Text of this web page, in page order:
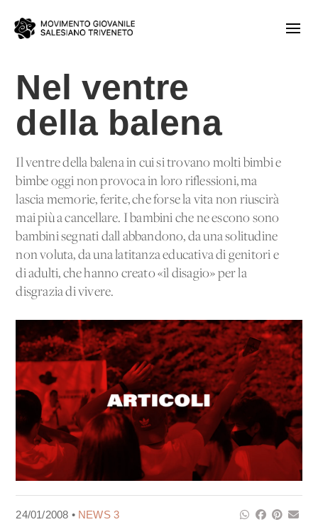
Nel ventre
della balena
Il ventre della balena in cui si trovano molti bimbi e
bimbe oggi non provoca in loro riflessioni, ma
lascia memorie, ferite, che forse la vita non riuscirà
mai più a cancellare. I bambini che ne escono sono
bambini segnati dall'abbandono, da una solitudine
non voluta, da una latitanza educativa di genitori e
di adulti, che hanno creato «il disagio» per la
disgrazia di vivere.
24/01/2008 • NEWS 3